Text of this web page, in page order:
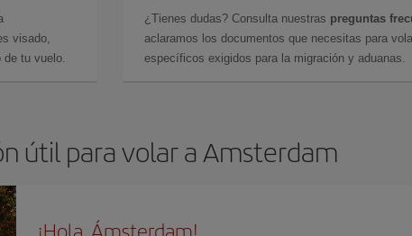
visado,
tu vuelo.
¿Tienes dudas? Consulta nuestras preguntas
aclaramos los documentos que necesitas para
específicos exigidos para la migración y aduanas.
útil para volar a Amsterdam